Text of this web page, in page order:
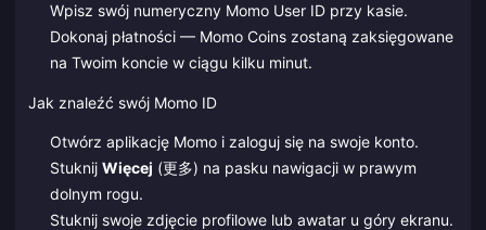
Wpisz swój numeryczny Momo User ID przy kasie.
Dokonaj płatności — Momo Coins zostaną zaksięgowane
na Twoim koncie w ciągu kilku minut.
Jak znaleźć swój Momo ID
Otwórz aplikację Momo i zaloguj się na swoje konto.
Stuknij Więcej (更多) na pasku nawigacji w prawym
dolnym rogu.
Stuknij swoje zdjęcie profilowe lub awatar u góry ekranu.